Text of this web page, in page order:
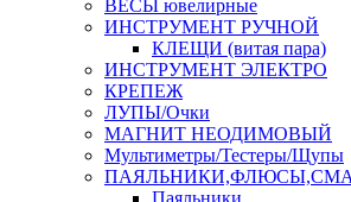
ВЕСЫ ювелирные
ИНСТРУМЕНТ РУЧНОЙ
КЛЕЩИ (витая пара)
ИНСТРУМЕНТ ЭЛЕКТРО
КРЕПЕЖ
ЛУПЫ/Очки
МАГНИТ НЕОДИМОВЫЙ
Мультиметры/Тестеры/Щупы
Паяльники